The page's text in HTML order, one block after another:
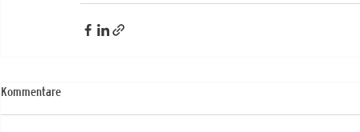
Kommentare